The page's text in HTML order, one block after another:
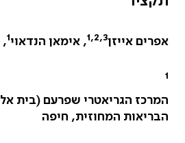
אפרים אייזן1,2,3, אימאן הנדאוי1
,
1
המרכז הגריאטרי שפרעם (בית
הבריאות המחוזית, חיפה